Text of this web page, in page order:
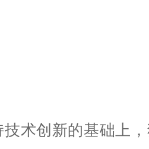
术创新的基础上